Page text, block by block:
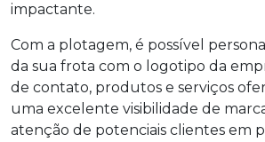
impactante.
Com a plotagem, é possível
da sua frota com o logotipo da
de contato, produtos e serviços
uma excelente visibilidade de
atenção de potenciais clientes em